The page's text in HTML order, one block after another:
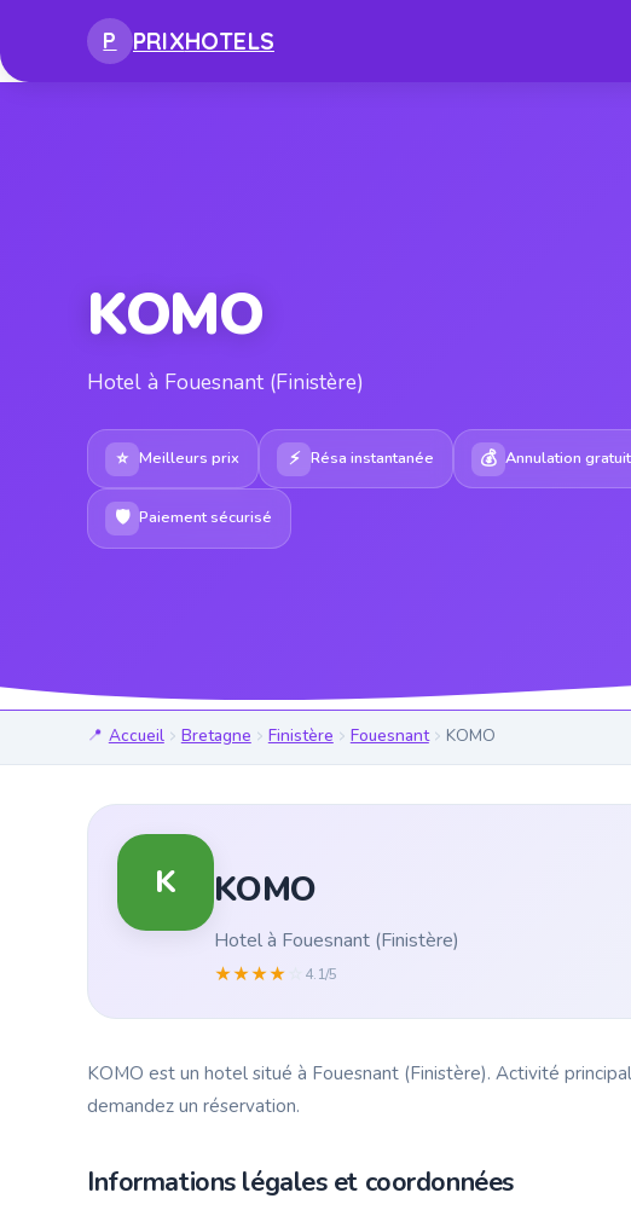
P PRIXHOTELS
KOMO
Hotel à Fouesnant (Finistère)
⭐ Meilleurs prix ⚡ Résa instantanée 💰 Annulation
🛡 Paiement sécurisé
Accueil Bretagne Finistère Fouesnant KOMO
K KOMO
Hotel à Fouesnant (Finistère)
★★★★ 4.1/5
KOMO est un hotel situé à Fouesnant (Finistère). Activité
demandez un réservation.
Informations légales et coordonnées